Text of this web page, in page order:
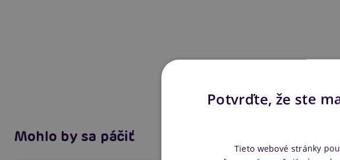
Mohlo by sa páčiť
Potvrďte, že ste
Tieto webové stránky